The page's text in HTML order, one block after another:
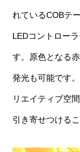
れているCOBテ
LEDコントロー
す。原色となる
発光も可能です
リエイティブ空
引き寄せつける